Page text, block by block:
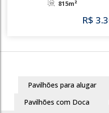
Pavilhões para alugar
Pavilhões com Doca